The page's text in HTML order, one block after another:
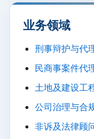
业务领域
刑事辩护与代
民商事案件代
土地及建设工
公司治理与合
非诉及法律顾